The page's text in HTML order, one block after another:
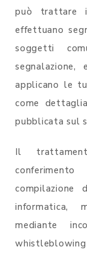
può trattare
effettuano
soggetti
applicano le
come
pubblicata sul
Il
compilazione
informatica,
mediante